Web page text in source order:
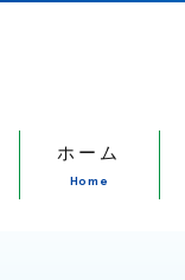
ホーム
Home